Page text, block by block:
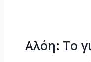
Αλόη: Το